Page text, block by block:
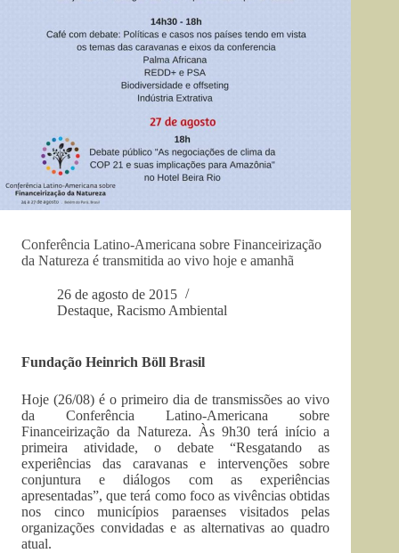
Conferência Latino-Americana sobre Financeirização
da Natureza é transmitida ao vivo hoje e amanhã
26 de agosto de 2015
Destaque, Racismo Ambiental
Fundação Heinrich Böll Brasil
Hoje (26/08) é o primeiro dia de transmissões ao vivo
da Conferência Latino-Americana sobre
Financeirização da Natureza. Às 9h30 terá início a
primeira atividade, o debate “Resgatando as
experiências das caravanas e intervenções sobre
conjuntura e diálogos com as experiências
apresentadas”, que terá como foco as vivências obtidas
nos cinco municípios paraenses visitados pelas
organizações convidadas e as alternativas ao quadro
atual.